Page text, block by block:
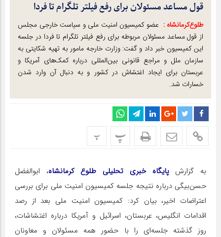
قول مساعد مسئولان برای رفع فیلتر تلگرام تا فردا
طلوع‌‌کرمانشاه : عضو کمیسیون امنیت ملی و سیاست خارجی مجلس
از قول مساعد مسئولان مربوطه برای رفع فیلتر تلگرام تا فردا در جلسه
این کمیسیون خبر داد و گفت: وزارت خارجه مامور به تهیه شکایتی به
سازمان ملل و مراجع قانونی بین‌المللی درباره کمک‌های آمریکا و
عربستان برای ایجاد اغتشاش در کشور و به دنبال آن وارد شدن
خسارات شد.
پ پ
به گزارشپایگاه خبری تحلیلی طلوع کرمانشاه، ابوالفضل
حسن‌بیگی درباره نتیجه جلسه کمیسیون امنیت ملی برای بررسی
اعتراضات اخیر، بیان کرد: کمیسیون امنیت ملی بعد از رصد
اقدامات انگلیس، عربستان،‌ اسرائیل و آمریکا درباره اغتشاشات،
روز گذشته جلسه‌ای را با حضور همه مسئولان و معاونان